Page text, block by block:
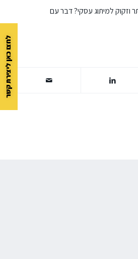
וזקוק למיתוג עסקי? דבר עם
לחצו כאן ליצירת קשר